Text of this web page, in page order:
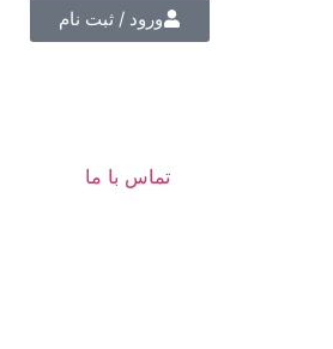
ورود / ثبت نام
تماس با ما